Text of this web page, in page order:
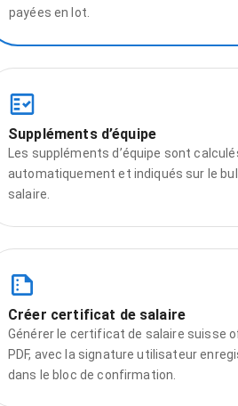
payées en lot.
Suppléments d’équipe
Les suppléments d’équipe sont
automatiquement et indiqués sur le
salaire.
Créer certificat de salaire
Générer le certificat de salaire suisse
PDF, avec la signature utilisateur
dans le bloc de confirmation.